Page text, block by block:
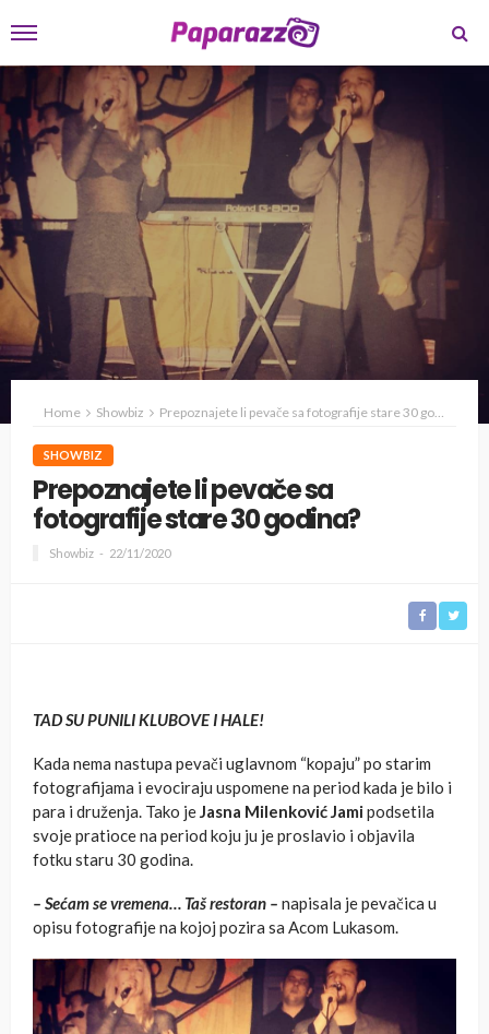
Home Showbiz Prepoznajete li pevače sa fotografije stare 30 godina?
SHOWBIZ
Prepoznajete li pevače sa
fotografije stare 30 godina?
Showbiz 22/11/2020
TAD SU PUNILI KLUBOVE I HALE!
Kada nema nastupa pevači uglavnom “kopaju” po starim
fotografijama i evociraju uspomene na period kada je bilo i
para i druženja. Tako jeJasna Milenković Jamipodsetila
svoje pratioce na period koju ju je proslavio i objavila
fotku staru 30 godina.
– Sećam se vremena… Taš restoran – napisala je pevačica u
opisu fotografije na kojoj pozira sa Acom Lukasom.